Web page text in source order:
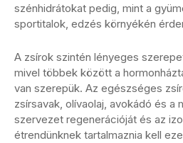
szénhidrátokat pedig, mint a
sportitalok, edzés környékén
A zsírok szintén lényeges
mivel többek között a
van szerepük. Az egészséges
zsírsavak, olívaolaj, avokádó és a
szervezet regenerációját és az
étrendünknek tartalmaznia kell